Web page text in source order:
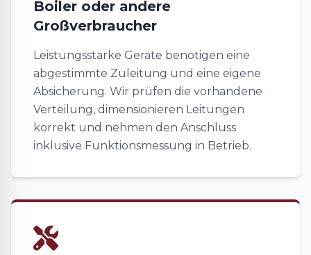
Boiler oder andere
Großverbraucher
Leistungsstarke Geräte benötigen eine
abgestimmte Zuleitung und eine eigene
Absicherung. Wir prüfen die vorhandene
Verteilung, dimensionieren Leitungen
korrekt und nehmen den Anschluss
inklusive Funktionsmessung in Betrieb.